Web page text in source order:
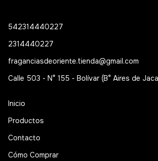
542314440227
2314440227
fraganciasdeoriente.tienda@gmail.com
Calle 503 - N° 155 - Bolívar (B° Aires de
Inicio
Productos
Contacto
Cómo Comprar